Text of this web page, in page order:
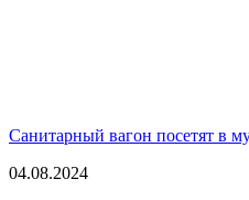
Санитарный вагон посетят в
04.08.2024